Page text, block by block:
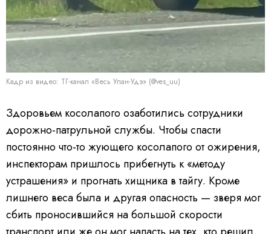
Кадр из видео: ТГ-канал «Весь Улан-Удэ» (@ves_uu)
Здоровьем косолапого озаботились сотрудники
дорожно-патрульной службы. Чтобы спасти
постоянно что-то жующего косолапого от ожирения,
инспекторам пришлось прибегнуть к «методу
устрашения» и прогнать хищника в тайгу. Кроме
лишнего веса была и другая опасность — зверя мог
сбить проносившийся на большой скорости